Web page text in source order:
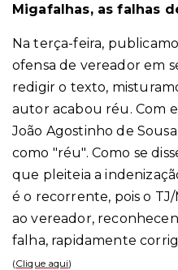
Migafalhas, as falhas
Na terça-feira,
ofensa de vereador em
redigir o texto,
autor acabou réu. Com
João Agostinho de
como "réu". Como se
que pleiteia a
é o recorrente, pois o
ao vereador,
falha, rapidamente
(Clique aqui)